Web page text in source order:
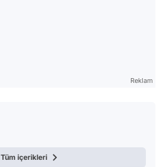
Reklam
Tüm içerikleri